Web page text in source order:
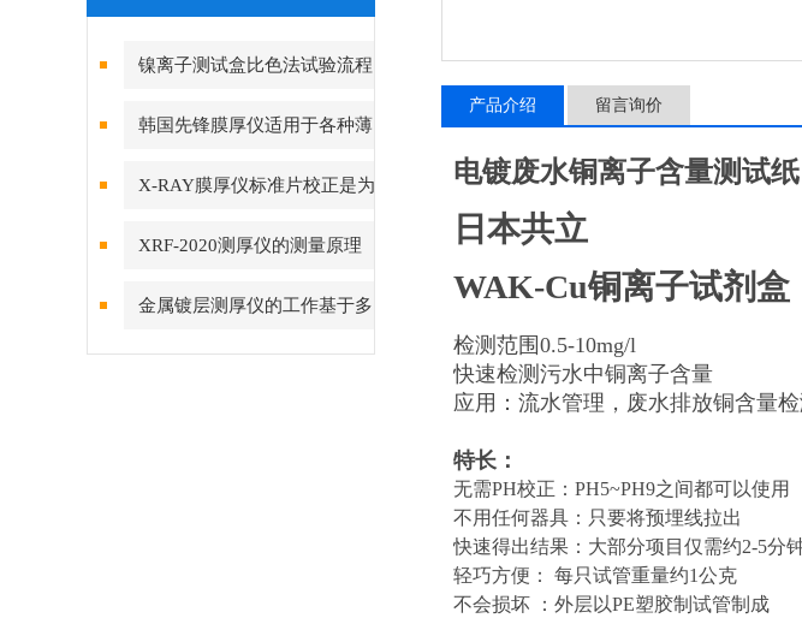
镍离子测试盒比色法试验流程
韩国先锋膜厚仪适用于各种薄
膜材料的测量
X-RAY膜厚仪标准片校正是为
XRF-2020测厚仪的测量原理
基于荧光X射线技术
金属镀层测厚仪的工作基于多
种物理或化学原理
产品介绍 留言询价
电镀废水铜离子含量测试纸
日本共立
WAK-Cu铜离子试剂盒
检测范围0.5-10mg/l
快速检测污水中铜离子含量
应用：流水管理，废水排放铜含量
特长：
无需PH校正：PH5~PH9之间都可以使用
不用任何器具：只要将预埋线拉出
快速得出结果：大部分项目仅需约2-5分
轻巧方便： 每只试管重量约1公克
不会损坏 ：外层以PE塑胶制试管制成